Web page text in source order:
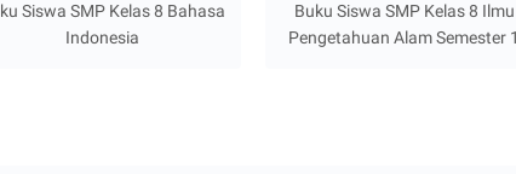
Siswa SMP Kelas 8 Bahasa
Indonesia
Buku Siswa SMP Kelas 8 Ilmu
Pengetahuan Alam Semester 1